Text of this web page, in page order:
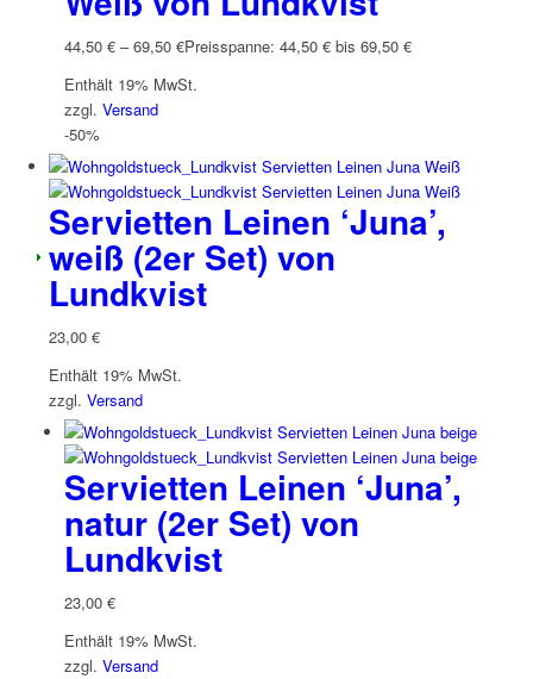
44,50 € –69,50 €Preisspanne: 44,50 € bis 69,50 €
Enthält 19% MwSt.
zzgl. Versand
-50%
Servietten Leinen ‘Juna’,
weiß (2er Set) von
Lundkvist
23,00 €
Enthält 19% MwSt.
zzgl. Versand
Servietten Leinen ‘Juna’,
natur (2er Set) von
Lundkvist
23,00 €
Enthält 19% MwSt.
zzgl. Versand